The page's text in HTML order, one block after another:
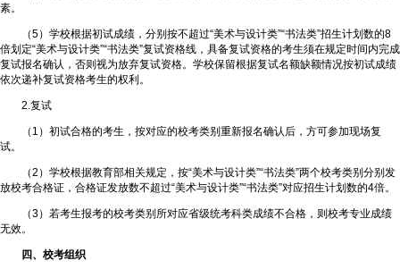
素。
（5）学校根据初试成绩，分别按不超过“美术与设计类”“书法类”招生计划数的8
倍划定“美术与设计类”“书法类”复试资格线，具备复试资格的考生须在规定时间内完成
复试报名确认，否则视为放弃复试资格。学校保留根据复试名额缺额情况按初试成绩
依次递补复试资格考生的权利。
2.复试
（1）初试合格的考生，按对应的校考类别重新报名确认后，方可参加现场复
试。
（2）学校根据教育部相关规定，按“美术与设计类”“书法类”两个校考类别分别发
放校考合格证，合格证发放数不超过“美术与设计类”“书法类”对应招生计划数的4倍。
（3）若考生报考的校考类别所对应省级统考科类成绩不合格，则校考专业成绩
无效。
四、校考组织